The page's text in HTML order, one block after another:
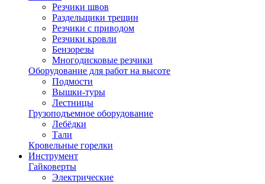
Резчики швов
Раздельщики трещин
Резчики с приводом
Резчики кровли
Бензорезы
Многодисковые резчики
Оборудование для работ на высоте
Подмости
Вышки-туры
Лестницы
Грузоподъемное оборудование
Лебёдки
Тали
Кровельные горелки
Инструмент
Гайковерты
Электрические